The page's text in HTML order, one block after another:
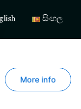
සිංහල
More info